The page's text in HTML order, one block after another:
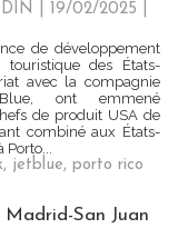
| 19/02/2025
de développement
des États-
avec la compagnie
ont emmené
de produit USA de
combiné aux États-
Porto...
, jetblue, porto rico
Madrid-San Juan